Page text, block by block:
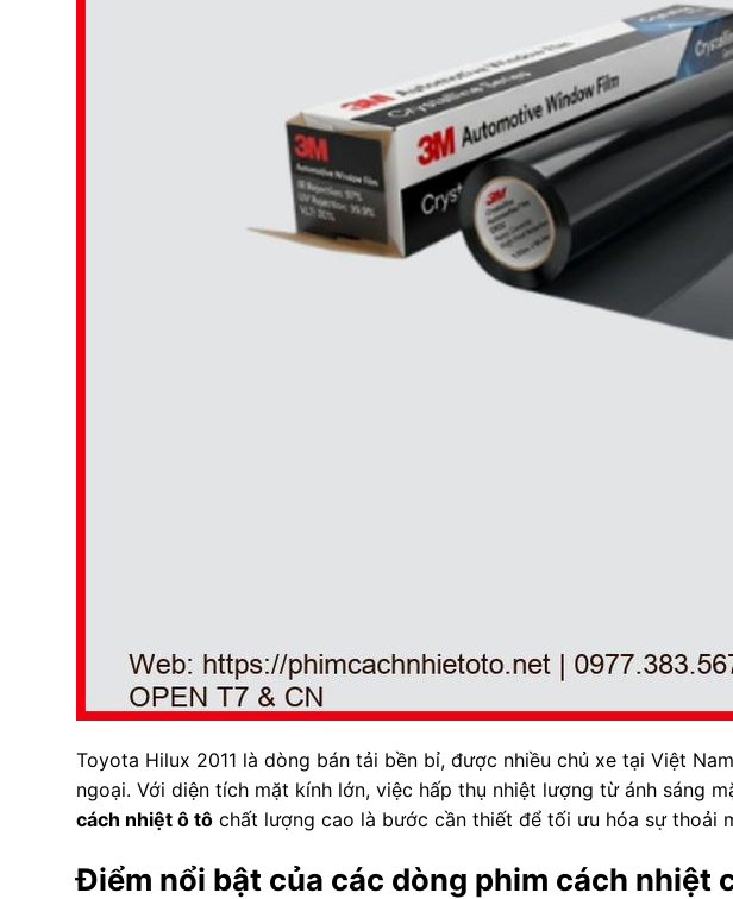
Toyota Hilux 2011 là dòng bán tải bền bỉ, được nhiều chủ xe tại Việt
ngoại. Với diện tích mặt kính lớn, việc hấp thụ nhiệt lượng từ ánh sáng
cách nhiệt ô tôchất lượng cao là bước cần thiết để tối ưu hóa sự thoải
Điểm nổi bật của các dòng phim cách nhiệt